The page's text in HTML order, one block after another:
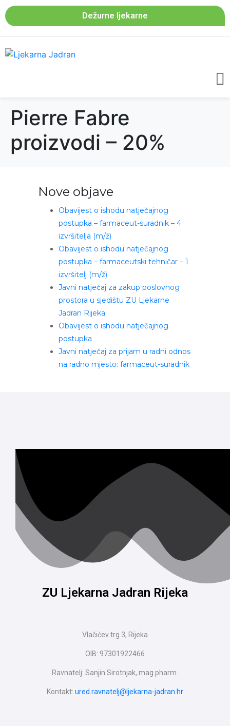
Dežurne ljekarne
Pierre Fabre
proizvodi – 20%
Nove objave
Obavijest o ishodu natječajnog
postupka – farmaceut-suradnik – 4
izvršitelja (m/ž)
Obavijest o ishodu natječajnog
postupka – farmaceutski tehničar – 1
izvršitelj (m/ž)
Javni natječaj za zakup poslovnog
prostora u sjedištu ZU Ljekarne
Jadran Rijeka
Obavijest o ishodu natječajnog
postupka
Javni natječaj za prijam u radni odnos
na radno mjesto: farmaceut-suradnik
ZU Ljekarna Jadran Rijeka
Vlačićev trg 3, Rijeka
OIB: 97301922466
Ravnatelj: Sanjin Sirotnjak, mag.pharm.
Kontakt: ured.ravnatelj@ljekarna-jadran.hr